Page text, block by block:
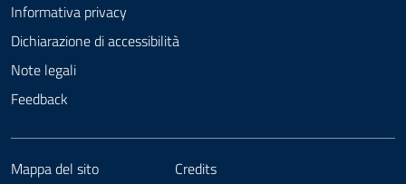
Informativa privacy
Dichiarazione di accessibilità
Note legali
Feedback
Mappa del sito Credits